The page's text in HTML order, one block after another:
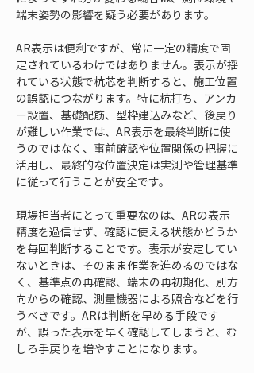
端末姿勢の影響を疑う必要があります。
AR表示は便利ですが、常に一定の精度で固
定されているわけではありません。表示が揺
れている状態で杭芯を判断すると、施工位置
の誤認につながります。特に杭打ち、アンカ
ー設置、基礎配筋、型枠建込みなど、後戻り
が難しい作業では、AR表示を最終判断に使
うのではなく、事前確認や位置関係の把握に
活用し、最終的な位置決定は実測や管理基準
に従って行うことが安全です。
現場担当者にとって重要なのは、ARの表示
精度を過信せず、確認に使える状態かどうか
を毎回判断することです。表示が安定してい
ないときは、そのまま作業を進めるのではな
く、基準点の再確認、端末の再初期化、別方
向からの確認、測量機器による照合などを行
うべきです。ARは判断を早める手段です
が、誤った表示を早く確認してしまうと、む
しろ手戻りを増やすことになります。